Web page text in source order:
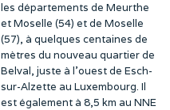
les départements de Meurthe
et Moselle (54) et de Moselle
(57), à quelques centaines de
mètres du nouveau quartier de
Belval, juste à l’ouest de Esch-
sur-Alzette au Luxembourg. Il
est également à 8,5 km au NNE